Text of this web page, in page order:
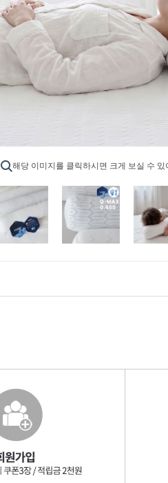
해당 이미지를 클릭하시면 크게 보실 수 있